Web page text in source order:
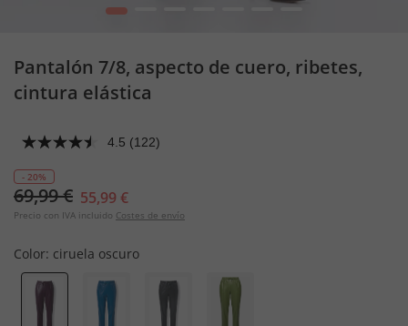
1
Pantalón 7/8, aspecto de cuero, ribetes,
cintura elástica
4.5 (122)
- 20%
69,99 € 55,99 €
Precio con IVA incluido Costes de envío
Color: ciruela oscuro